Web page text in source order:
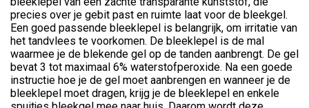
precies over je gebit past en ruimte laat voor de bleekgel.
Een goed passende bleeklepel is belangrijk, om irritatie van
het tandvlees te voorkomen. De bleeklepel is de mal
waarmee je de blekende gel op de tanden aanbrengt. De gel
bevat 3 tot maximaal 6% waterstofperoxide. Na een goede
instructie hoe je de gel moet aanbrengen en wanneer je de
bleeklepel moet dragen, krijg je de bleeklepel en enkele